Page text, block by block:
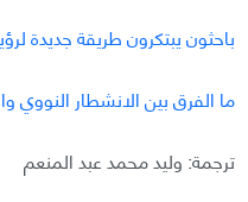
باحثون يبتكرون طريقة جديدة
ما الفرق بين الانشطار النووي
ترجمة: وليد محمد عبد المنعم